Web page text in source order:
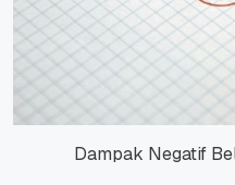
Dampak Negatif